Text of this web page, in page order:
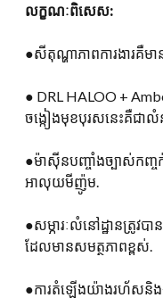
លក្ខណៈពិសេស:
●សីតុណ្ហាភាពការងារគឺម
● DRL HALOO +
ចង្កៀងមុខបុរសនេះគឺជាលំ
●ម៉ាស៊ីនបញ្ចាំងច្បាស់កញ្ច
អាលុយមីញ៉ូម.
●សម្ភារៈលំនៅដ្ឋានត្រូ
ដែលមានសមត្ថភាពខ្ពស់.
●ការតំឡើងយ៉ាងរហ័សនិ